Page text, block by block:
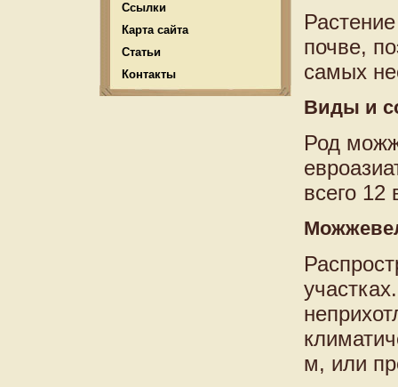
Ссылки
Карта сайта
Статьи
Контакты
почве,
самых
Виды и
Род
всего
м, или